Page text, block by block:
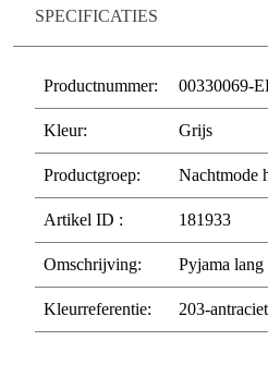
SPECIFICATIES
Productnummer: 00330069-
Kleur: Grijs
Productgroep: Nachtmode
Artikel ID : 181933
Omschrijving: Pyjama lang
Kleurreferentie: 203-antraciet